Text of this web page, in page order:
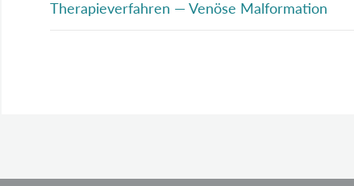
Therapieverfahren — Venöse Malformation